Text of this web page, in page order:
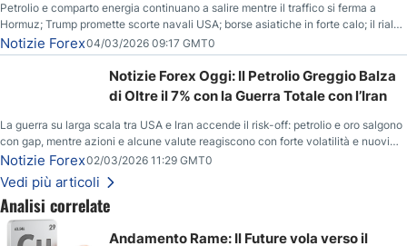
Petrolio e comparto energia continuano a salire mentre il traffico si ferma a
Hormuz; Trump promette scorte navali USA; borse asiatiche in forte calo; il rialzo
del gas naturale mette pressione all’euro.
Notizie Forex04/03/2026 09:17 GMT0
Notizie Forex Oggi: Il Petrolio Greggio Balza
di Oltre il 7% con la Guerra Totale con l’Iran
La guerra su larga scala tra USA e Iran accende il risk-off: petrolio e oro salgono
con gap, mentre azioni e alcune valute reagiscono con forte volatilità e nuovi
livelli da monitorare.
Notizie Forex02/03/2026 11:29 GMT0
Vedi più articoli
Analisi correlate
Andamento Rame: Il Future vola verso il